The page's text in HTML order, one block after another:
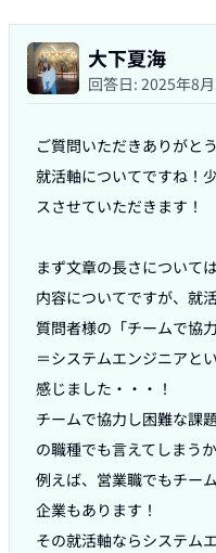
大下夏海
回答日: 2025年8
ご質問いただきありがと
就活軸についてですね！
スさせていただきます！
まず文章の長さについて
内容についてですが、就
質問者様の「チームで協
＝システムエンジニアと
感じました・・・！
チームで協力し困難な課
の職種でも言えてしまう
例えば、営業職でもチー
企業もあります！
その就活軸ならシステム